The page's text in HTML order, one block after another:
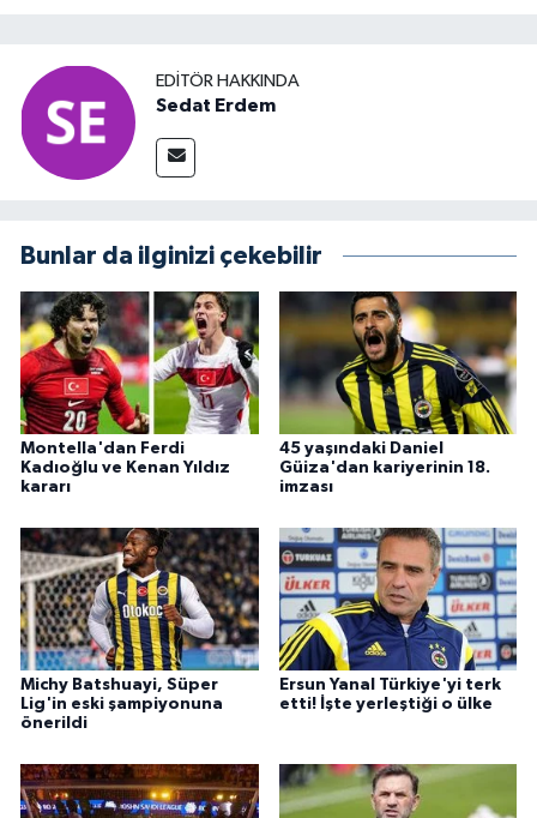
EDITÖR HAKKINDA
Sedat Erdem
Bunlar da ilginizi çekebilir
Montella'dan Ferdi
Kadıoğlu ve Kenan Yıldız
kararı
45 yaşındaki Daniel
Güiza'dan kariyerinin 18.
imzası
Michy Batshuayi, Süper
Lig'in eski şampiyonuna
önerildi
Ersun Yanal Türkiye'yi terk
etti! İşte yerleştiği o ülke